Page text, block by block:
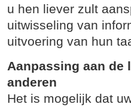
u hen liever zult
uitwisseling van
uitvoering van hun
Aanpassing aan de
anderen
Het is mogelijk dat